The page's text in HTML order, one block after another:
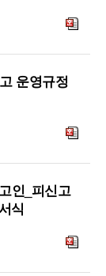
운영규정
인_피신고
식